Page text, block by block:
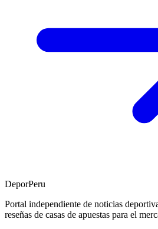
DeporPeru
Portal independiente de noticias
reseñas de casas de apuestas para el